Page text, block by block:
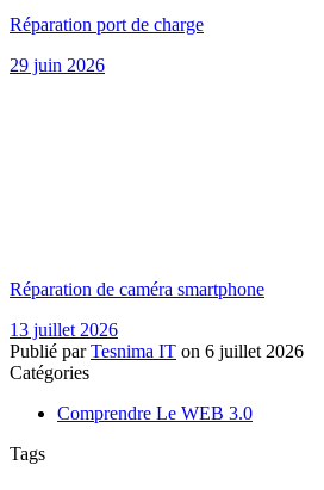
Réparation port de charge
29 juin 2026
Réparation de caméra smartphone
13 juillet 2026
Publié par Tesnima IT on 6 juillet 2026
Catégories
Comprendre Le WEB 3.0
Tags